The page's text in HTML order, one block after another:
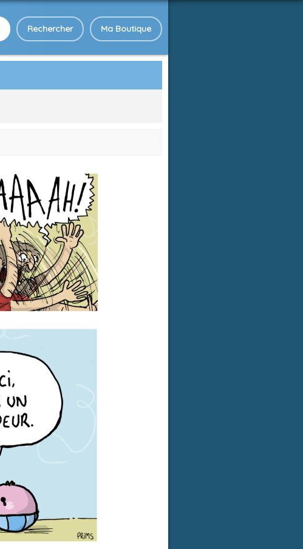
Rechercher Ma Boutique